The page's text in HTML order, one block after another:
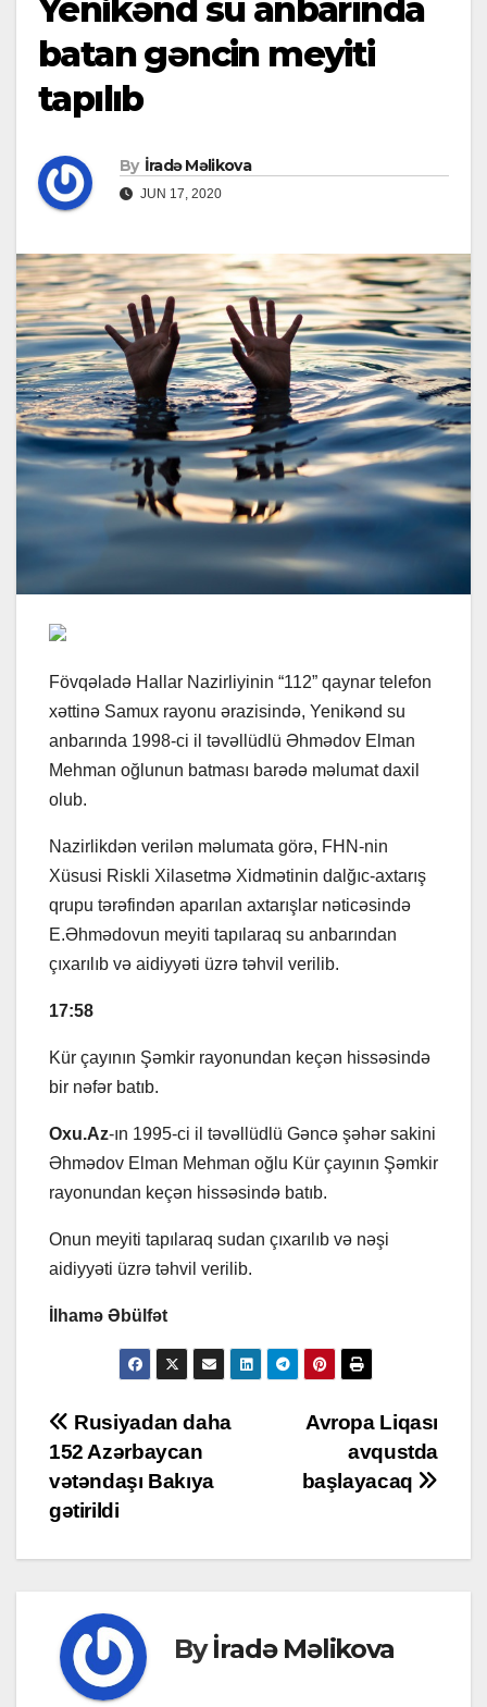
Yenikənd su anbarında
batan gəncin meyiti
tapılıb
By İradə Məlikova
JUN 17, 2020
Fövqəladə Hallar Nazirliyinin “112” qaynar telefon
xəttinə Samux rayonu ərazisində, Yenikənd su
anbarında 1998-ci il təvəllüdlü Əhmədov Elman
Mehman oğlunun batması barədə məlumat daxil
olub.
Nazirlikdən verilən məlumata görə, FHN-nin
Xüsusi Riskli Xilasetmə Xidmətinin dalğıc-axtarış
qrupu tərəfindən aparılan axtarışlar nəticəsində
E.Əhmədovun meyiti tapılaraq su anbarından
çıxarılıb və aidiyyəti üzrə təhvil verilib.
17:58
Kür çayının Şəmkir rayonundan keçən hissəsində
bir nəfər batıb.
Oxu.Az-ın 1995-ci il təvəllüdlü Gəncə şəhər sakini
Əhmədov Elman Mehman oğlu Kür çayının Şəmkir
rayonundan keçən hissəsində batıb.
Onun meyiti tapılaraq sudan çıxarılıb və nəşi
aidiyyəti üzrə təhvil verilib.
İlhamə Əbülfət
Post
navigation
Avropa Liqası
avqustda
başlayacaq
Rusiyadan daha
152 Azərbaycan
vətəndaşı Bakıya
gətirildi
Byİradə Məlikova